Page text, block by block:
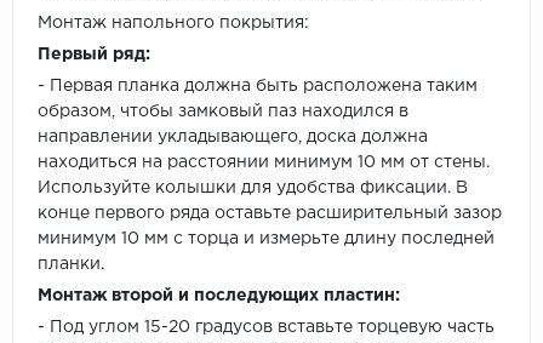
Монтаж напольного покрытия:
Первый ряд:
- Первая планка должна быть расположена таким
образом, чтобы замковый паз находился в
направлении укладывающего, доска должна
находиться на расстоянии минимум 10 мм от стены.
Используйте колышки для удобства фиксации. В
конце первого ряда оставьте расширительный зазор
минимум 10 мм с торца и измерьте длину последней
планки.
Монтаж второй и последующих пластин:
- Под углом 15-20 градусов вставьте торцевую часть